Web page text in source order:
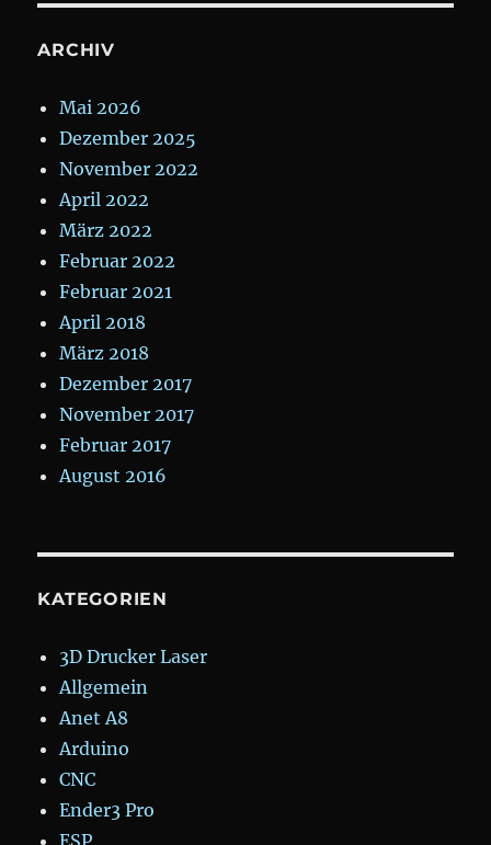
ARCHIV
Mai 2026
Dezember 2025
November 2022
April 2022
März 2022
Februar 2022
Februar 2021
April 2018
März 2018
Dezember 2017
November 2017
Februar 2017
August 2016
KATEGORIEN
3D Drucker Laser
Allgemein
Anet A8
Arduino
CNC
Ender3 Pro